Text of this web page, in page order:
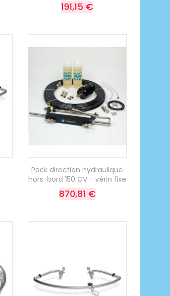
191,15 €
Pack direction hydraulique
hors-bord 150 CV - vérin fixe
870,81 €